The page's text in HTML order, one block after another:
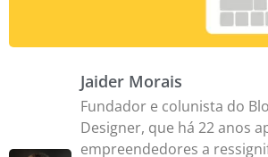
Jaider Morais
Fundador e colunista do
Designer, que há 22 anos
empreendedores a